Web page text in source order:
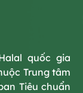
quốc gia
Trung tâm
Tiêu chuẩn